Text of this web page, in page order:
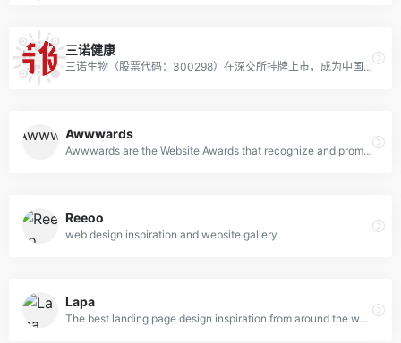
三诺健康
三诺生物（股票代码：300298）在深交所挂牌上市，成为中国血糖仪第一股
Awwwards
Awwwards are the Website Awards that recognize and promote the talent and effort of the best developers, designers and web agencies in the world.
Reeoo
web design inspiration and website gallery
Lapa
The best landing page design inspiration from around the web.